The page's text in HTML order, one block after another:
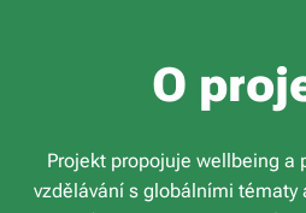
O
Projekt propojuje wellbeing a
vzdělávání s globálními tématy